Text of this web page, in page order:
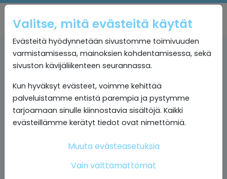
Valitse, mitä evästeitä käytät
Evästeitä hyödynnetään sivustomme toimivuuden
varmistamisessa, mainoksien kohdentamisessa, sekä
sivuston kävijäliikenteen seurannassa.
Kun hyväksyt evästeet, voimme kehittää
palveluistamme entistä parempia ja pystymme
tarjoamaan sinulle kiinnostavia sisältöjä. Kaikki
evästeillämme kerätyt tiedot ovat nimettömiä.
Muuta evästeasetuksia
Vain välttämättömät